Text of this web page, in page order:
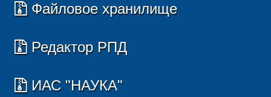
Файловое хранилище
Редактор РПД
ИАС "НАУКА"